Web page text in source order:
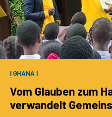
| GHANA |
Vom Glauben zum
verwandelt